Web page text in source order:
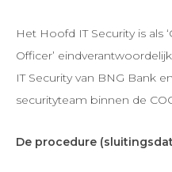
Het Hoofd IT Security is als
Officer’
IT Security van BNG Bank
securityteam binnen de
De procedure